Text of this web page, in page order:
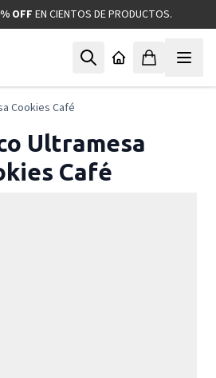
OFF EN CIENTOS DE PRODUCTOS.
Cookies Café
Ultramesa
Café